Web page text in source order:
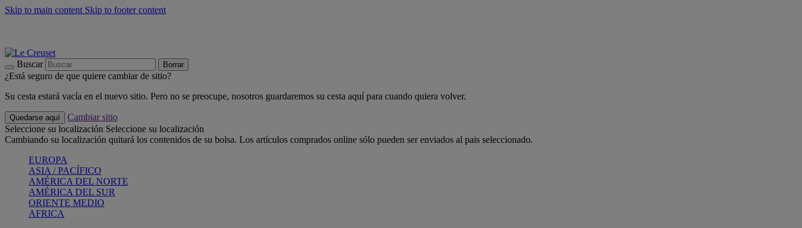
Skip to main content Skip to footer content
Buscar Borrar
¿Está seguro de que quiere cambiar de sitio?
Su cesta estará vacía en el nuevo sitio. Pero no se preocupe, nosotros guardaremos su cesta aquí para cuando quiera volver.
Quedarse aquí
Cambiar sitio
Seleccione su localización Seleccione su localización
Cambiando su localización quitará los contenidos de su bolsa. Los artículos comprados online sólo pueden ser enviados al pais seleccionado.
EUROPA
ASIA / PACÍFICO
AMÉRICA DEL NORTE
AMÉRICA DEL SUR
ORIENTE MEDIO
AFRICA